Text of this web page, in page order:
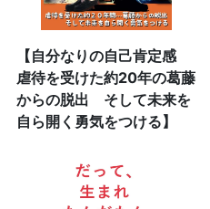
【自分なりの自己肯定感
虐待を受けた約20年の葛藤
からの脱出 そして未来を
自ら開く勇気をつける】